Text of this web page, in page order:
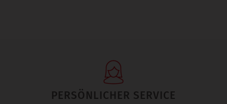
PERSÖNLICHER SERVICE